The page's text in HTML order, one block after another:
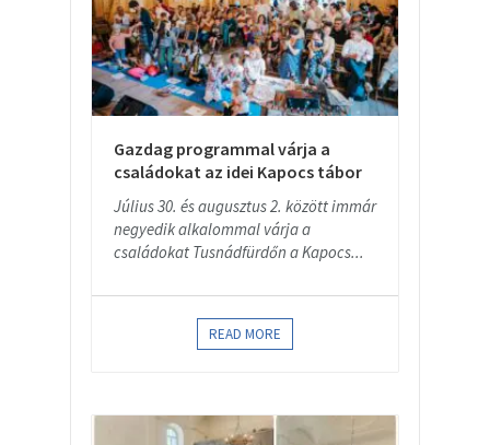
Gazdag programmal várja a
családokat az idei Kapocs tábor
Július 30. és augusztus 2. között immár
negyedik alkalommal várja a
családokat Tusnádfürdőn a Kapocs...
READ MORE